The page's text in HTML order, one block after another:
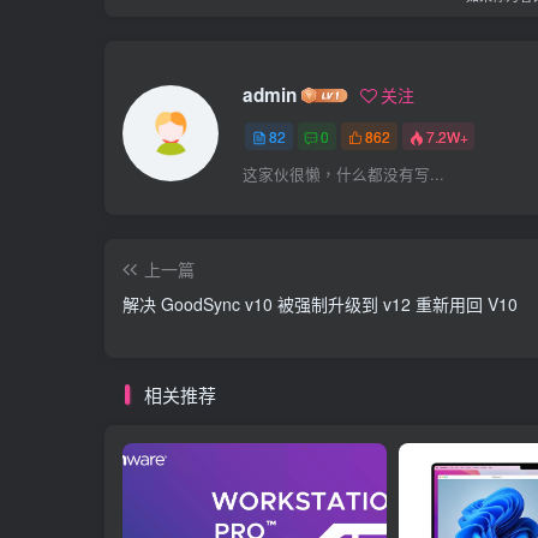
admin 关注
82 0 862 7.2W+
这家伙很懒，什么都没有写...
上一篇
解决 GoodSync v10 被强制升级到 v12 重新用回 V10
相关推荐